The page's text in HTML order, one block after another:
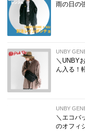
雨の日の
UNBY
＼UNBY
ん入る！
UNBY
＼エコバ
のオフィ